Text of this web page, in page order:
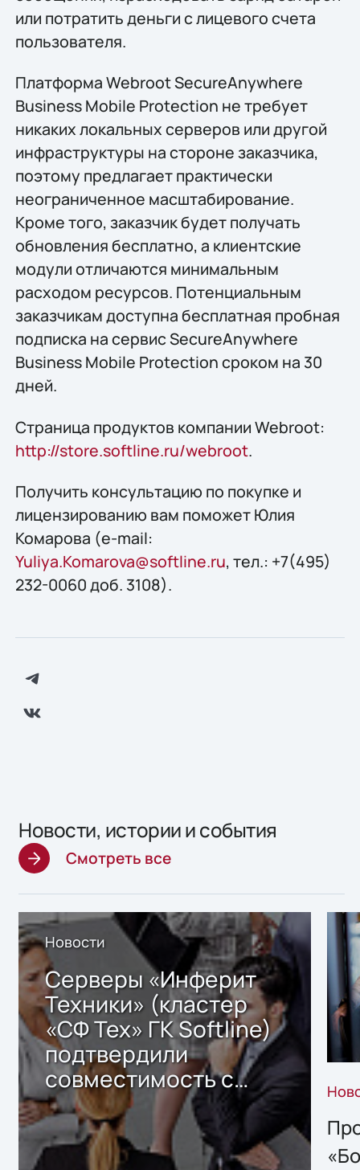
или потратить деньги с лицевого счета
пользователя.
Платформа Webroot SecureAnywhere
Business Mobile Protection не требует
никаких локальных серверов или другой
инфраструктуры на стороне заказчика,
поэтому предлагает практически
неограниченное масштабирование.
Кроме того, заказчик будет получать
обновления бесплатно, а клиентские
модули отличаются минимальным
расходом ресурсов. Потенциальным
заказчикам доступна бесплатная пробная
подписка на сервис SecureAnywhere
Business Mobile Protection сроком на 30
дней.
Страница продуктов компании Webroot:
http://store.softline.ru/webroot.
Получить консультацию по покупке и
лицензированию вам поможет Юлия
Комарова (e-mail:
Yuliya.Komarova@softline.ru, тел.: +7(495)
232-0060 доб. 3108).
Новости, истории и события
Смотреть все
Новости
Серверы «Инферит
Техники» (кластер
«СФ Тех» ГК Softline)
подтвердили
совместимость с
решением Sharx
Storage 2.x для
хранения данных